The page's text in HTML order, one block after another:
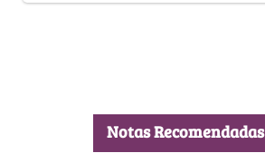
Notas Recomendadas